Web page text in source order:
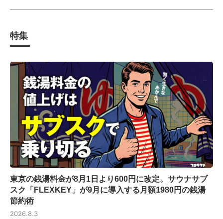
特集
東京の銭湯料金が8月1日より600円に改定。サウナサブ
スク「FLEXKEY」が9月に導入する月額1980円の銭湯
節約術
2026.8.3